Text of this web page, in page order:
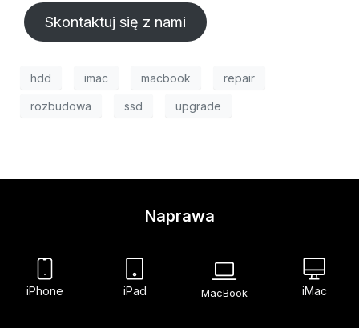
Skontaktuj się z nami
hdd imac macbook repair
rozbudowa ssd upgrade
Naprawa
iPhone iPad MacBook iMac